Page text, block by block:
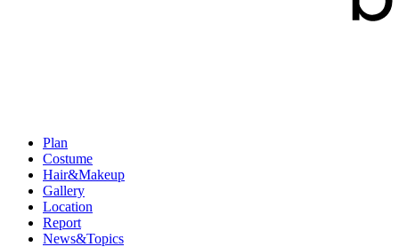
Plan
Costume
Hair&Makeup
Gallery
Location
Report
News&Topics